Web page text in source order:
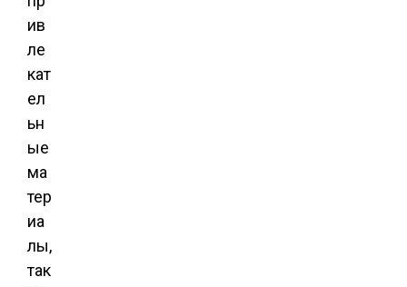
ив
ле
кат
ел
ьн
ые
ма
тер
иа
лы,
так